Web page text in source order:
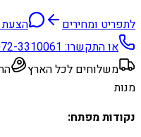
לתפריט ומחירים
הצעת
או התקשרו:3310061
משלוחים לכל הארץ
החל
מנות
נקודות מפתח: